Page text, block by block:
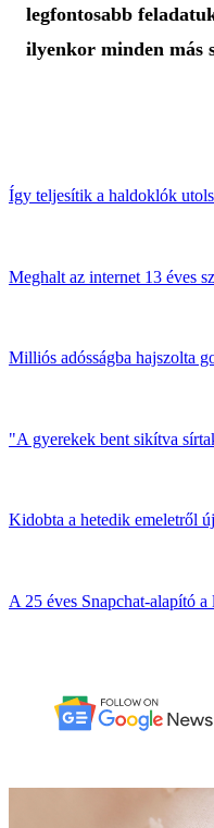
legfontosabb
ilyenkor minden más
Így teljesítik a haldoklók
Meghalt az internet 13 éves
Milliós adósságba hajszolta
"A gyerekek bent sikítva
Kidobta a hetedik emeletről
A 25 éves Snapchat-alapító